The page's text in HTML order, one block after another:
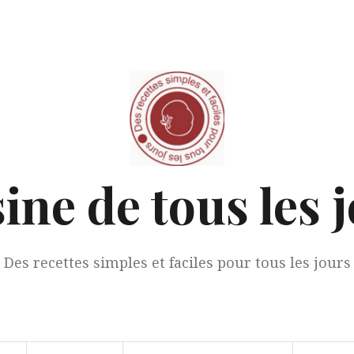
de tous les
Des recettes simples et faciles pour tous les jours